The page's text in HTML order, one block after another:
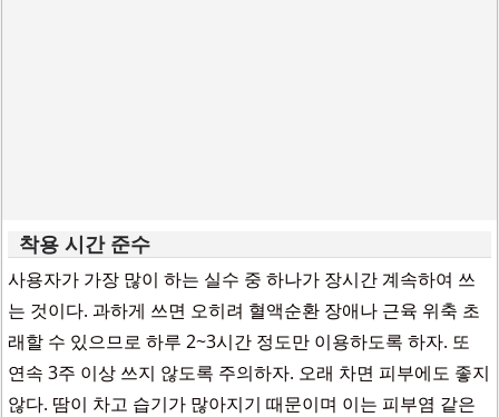
착용 시간 준수
사용자가 가장 많이 하는 실수 중 하나가 장시간 계속하여 쓰
는 것이다. 과하게 쓰면 오히려 혈액순환 장애나 근육 위축 초
래할 수 있으므로 하루 2~3시간 정도만 이용하도록 하자. 또
연속 3주 이상 쓰지 않도록 주의하자. 오래 차면 피부에도 좋지
않다. 땀이 차고 습기가 많아지기 때문이며 이는 피부염 같은